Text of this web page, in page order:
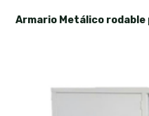
Armario Metálico